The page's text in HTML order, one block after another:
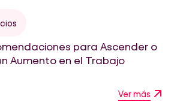
para Ascender o
Aumento en el Trabajo
Ver más